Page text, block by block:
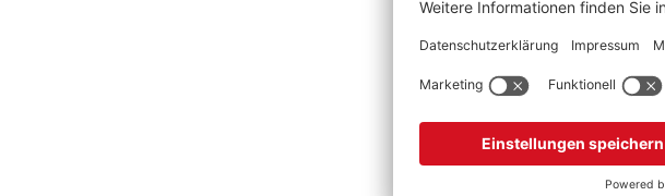
Fachböden für
Flügeltürenschränke BASE
LINE